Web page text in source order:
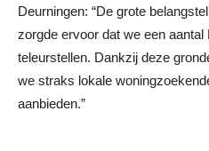
Deurningen: “De grote
zorgde ervoor dat we een
teleurstellen. Dankzij deze
we straks lokale
aanbieden.”